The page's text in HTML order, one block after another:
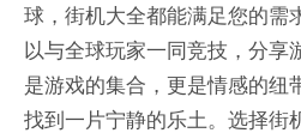
球，街机大全都能满足您的需
以与全球玩家一同竞技，分享
是游戏的集合，更是情感的纽
找到一片宁静的乐土。选择街